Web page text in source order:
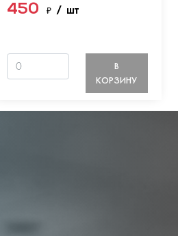
450 ₽ / шт
В
КОРЗИНУ